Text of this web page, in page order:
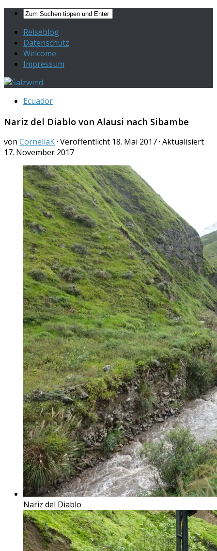
Reiseblog
Datenschutz
Welcome
Impressum
Ecuador
Nariz del Diablo von Alausi nach Sibambe
von CorneliaK· Veröffentlicht 18. Mai 2017· Aktualisiert
17. November 2017
Nariz del Diablo